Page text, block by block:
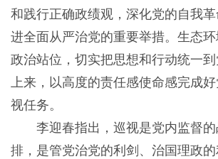
和践行正确政绩观，深化党的自我
进全面从严治党的重要举措。生态
政治站位，切实把思想和行动统一
上来，以高度的责任感使命感完成
视任务。
李迎春指出，巡视是党内监督的
排，是管党治党的利剑、治国理政